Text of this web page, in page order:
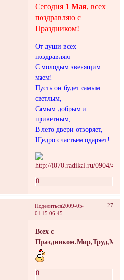
Сегодня 1 Мая, всех
поздравляю с
Праздником!
От души всех
поздравляю
С молодым звенящим
маем!
Пусть он будет самым
светлым,
Самым добрым и
приветным,
В лето двери отворяет,
Щедро счастьем одаряет!
0
Поделиться 27
2009-05-
01 15:06:45
Всех с
Праздником.Мир,Труд,Май
0